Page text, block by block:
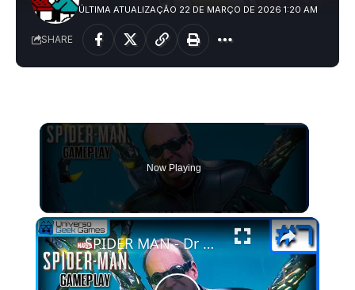
ÚLTIMA ATUALIZAÇÃO 22 DE MARÇO DE 2026 1:20 AM
SHARE
Now Playing
×
SPIDER MAN - Dr Octopus finalmente se revela!!! - Gameplay no PC 4K 60fps #parte7 #gaming